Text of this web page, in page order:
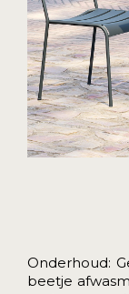
Onderhoud:
beetje